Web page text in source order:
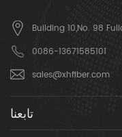
Building 10,No. 98
0086-13671585101
sales@xhfiber.com
تابعنا